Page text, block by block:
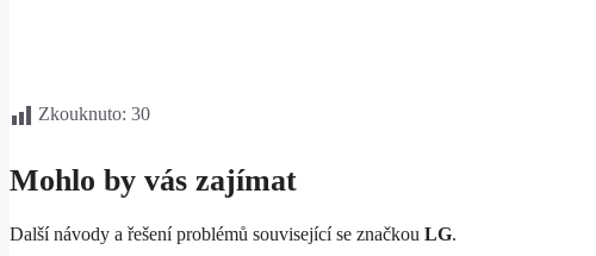
Zkouknuto: 30
Mohlo by vás zajímat
Další návody a řešení problémů související se značkou LG.